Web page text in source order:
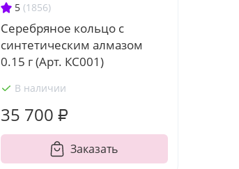
5 (1856)
Серебряное кольцо с
синтетическим алмазом
0.15 г (Арт. КС001)
В наличии
35 700 ₽
Заказать